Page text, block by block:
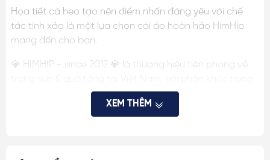
Họa tiết cá heo tạo nên điểm nhấn đáng yêu với chế
tác tinh xảo là một lựa chọn cài áo hoàn hảo HimHip
mang đến cho bạn.
💎 HIMHIP - since 2012 💎 là thương hiệu tiên phong về
cấp & cao cấp, mang tiêu chí chất lượng trên từng chi
tiết, đã cho ra mắt nhiều mẫu ghim cài áo, quà tặng
XEM THÊM